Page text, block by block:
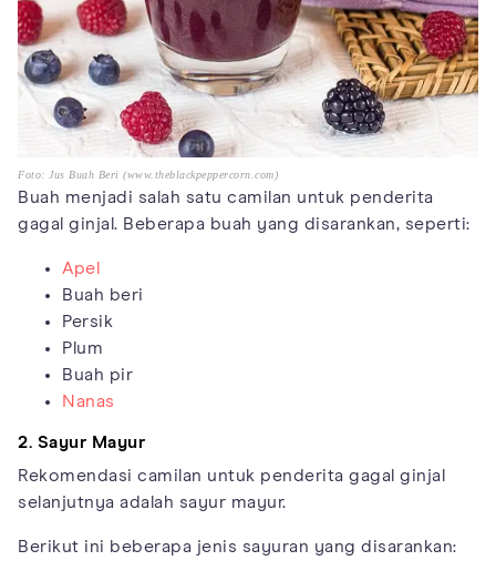
Foto: Jus Buah Beri (www.theblackpeppercorn.com)
Buah menjadi salah satu camilan untuk penderita
gagal ginjal. Beberapa buah yang disarankan, seperti:
Apel
Buah beri
Persik
Plum
Buah pir
Nanas
2. Sayur Mayur
Rekomendasi camilan untuk penderita gagal ginjal
selanjutnya adalah sayur mayur.
Berikut ini beberapa jenis sayuran yang disarankan: